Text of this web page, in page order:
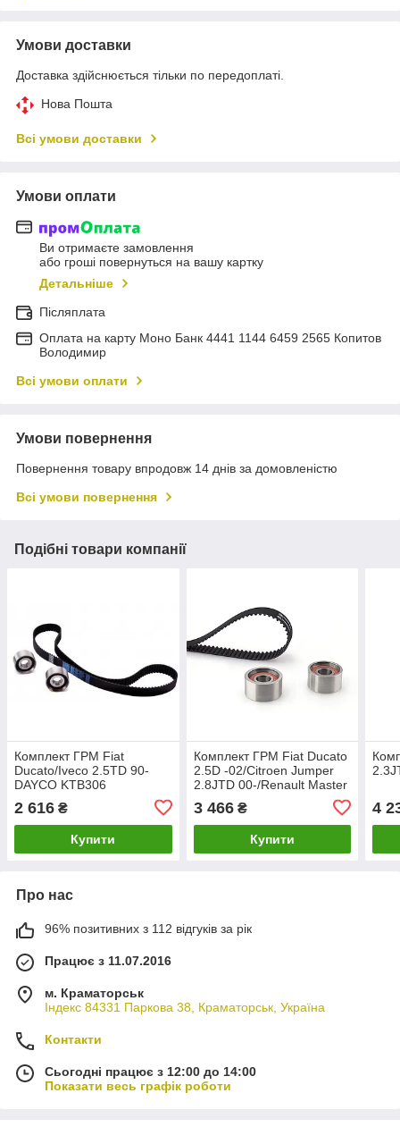
Умови доставки
Доставка здійснюється тільки по передоплаті.
Нова Пошта
Всі умови доставки
Умови оплати
Ви отримаєте замовлення
або гроші повернуться на вашу картку
Детальніше
Післяплата
Оплата на карту Моно Банк 4441 1144 6459 2565 Копитов
Володимир
Всі умови оплати
Умови повернення
Повернення товару впродовж 14 днів за домовленістю
Всі умови повернення
Подібні товари компанії
Комплект ГРМ Fiat
Ducato/Iveco 2.5TD 90-
DAYCO KTB306
2 616 ₴
Купити
Комплект ГРМ Fiat Ducato
2.5D -02/Citroen Jumper
2.8JTD 00-/Renault Master
3 466₴
Купити
4
Про нас
96% позитивних з 112 відгуків за рік
Працює з 11.07.2016
м. Краматорськ
Індекс 84331 Паркова 38, Краматорськ, Україна
Контакти
Сьогодні працює з 12:00 до 14:00
Показати весь графік роботи